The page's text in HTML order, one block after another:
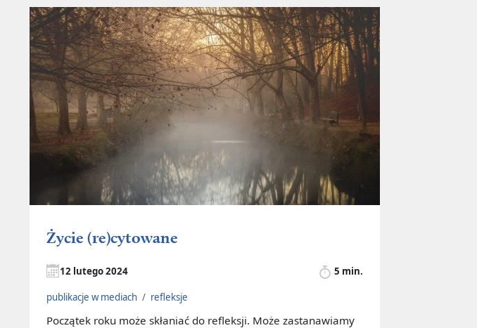
Życie (re)cytowane
12 lutego 2024 5 min.
publikacje w mediach / refleksje
Początek roku może skłaniać do refleksji. Może zastanawiamy